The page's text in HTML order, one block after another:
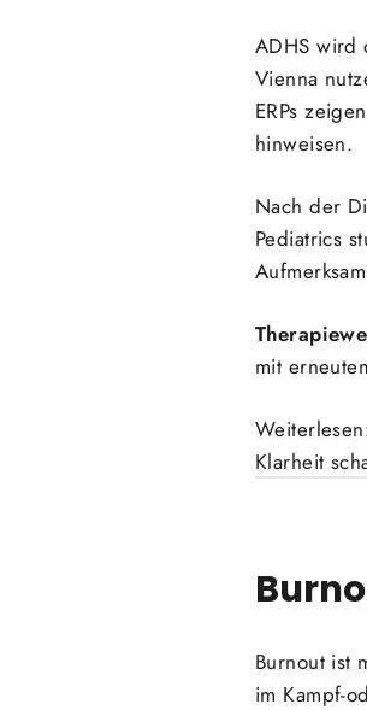
ADHS wird
Vienna
ERPs
hinweisen.
Nach der
Pediatrics
mit
Klarheit
Burnout ist
im Kampf-